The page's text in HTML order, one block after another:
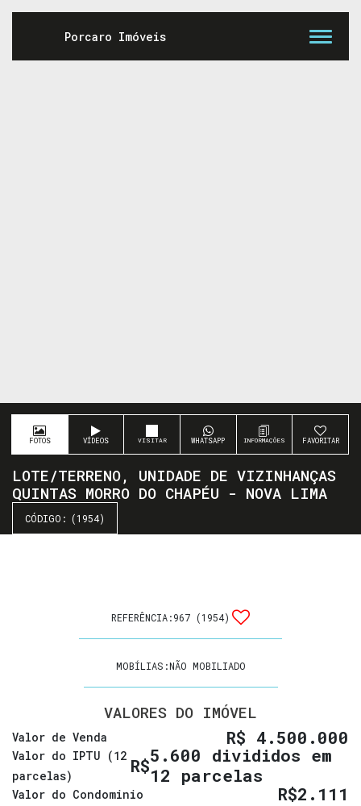
FOTOS VÍDEOS WHATSAPP FAVORITAR
LOTE/TERRENO, UNIDADE DE VIZINHANÇAS
QUINTAS MORRO DO CHAPÉU - NOVA LIMA
(1954)
REFERÊNCIA:967 (1954)
MOBÍLIAS:NÃO MOBILIADO
VALORES DO IMÓVEL
R$ 4.500.000
Valor de Venda
Valor do IPTU (12
parcelas)
R$5.600 divididos em
12 parcelas
Valor do Condominio R$2.111